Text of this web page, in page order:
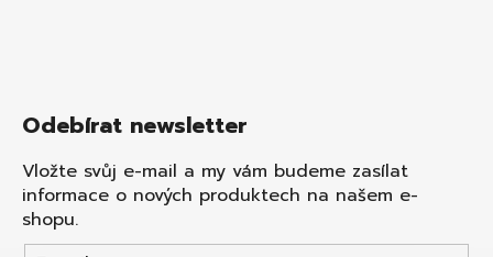
Odebírat newsletter
Vložte svůj e-mail a my vám budeme zasílat
informace o nových produktech na našem e-
shopu.